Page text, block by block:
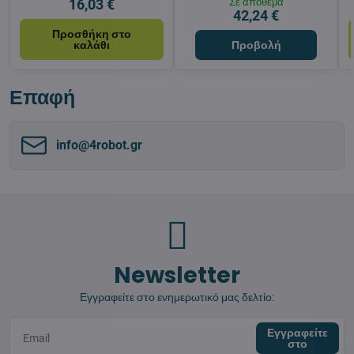
16,03 €
Προσθήκη στο
καλάθι
42,24 €
Προβολή
Επαφή
info​@4robot​.gr
Newsletter
Εγγραφείτε στο ενημερωτικό μας δελτίο:
Εγγραφείτε
στο